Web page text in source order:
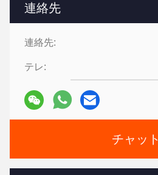
連絡先
連絡先:
テレ:
チャット